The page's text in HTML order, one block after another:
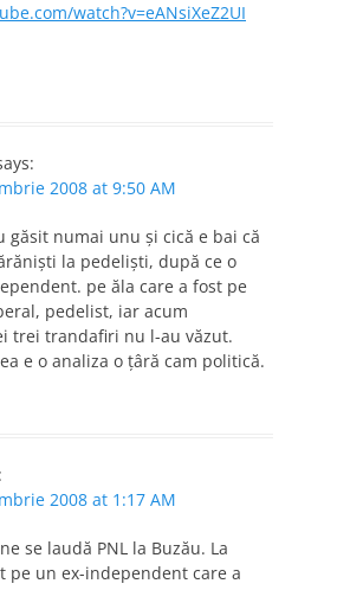
watch?v=eANsiXeZ2UI
2008 at 9:50 AM
găsit numai unu şi cică e bai că
la pedelişti, după ce o
pe ăla care a fost pe
pedelist, iar acum
trei trandafiri nu l-au văzut.
e o analiza o ţâră cam politică.
2008 at 1:17 AM
se laudă PNL la Buzău. La
pe un ex-independent care a